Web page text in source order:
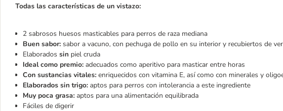
Todas las características de un vistazo:
2 sabrosos huesos masticables para perros de raza mediana
Buen sabor: sabor a vacuno, con pechuga de pollo en su interior y recubiertos de
Elaborados sin piel cruda
Ideal como premio: adecuados como aperitivo para masticar entre horas
Con sustancias vitales: enriquecidos con vitamina E, así como con minerales y
Elaborados sin trigo: aptos para perros con intolerancia a este ingrediente
Muy poca grasa: aptos para una alimentación equilibrada
Fáciles de digerir